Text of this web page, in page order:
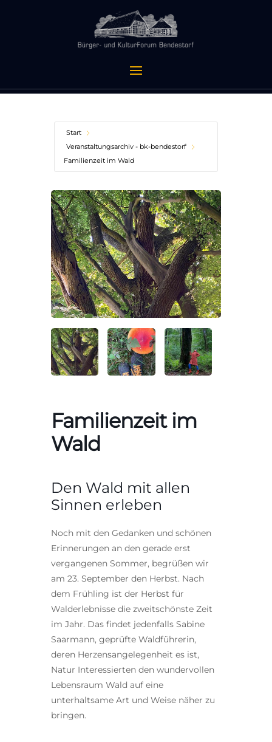
Start
Veranstaltungsarchiv - bk-bendestorf
Familienzeit im Wald
Familienzeit im
Wald
Den Wald mit allen
Sinnen erleben
Noch mit den Gedanken und schönen
Erinnerungen an den gerade erst
vergangenen Sommer, begrüßen wir
am 23. September den Herbst. Nach
dem Frühling ist der Herbst für
Walderlebnisse die zweitschönste Zeit
im Jahr. Das findet jedenfalls Sabine
Saarmann, geprüfte Waldführerin,
deren Herzensangelegenheit es ist,
Natur Interessierten den wundervollen
Lebensraum Wald auf eine
unterhaltsame Art und Weise näher zu
bringen.